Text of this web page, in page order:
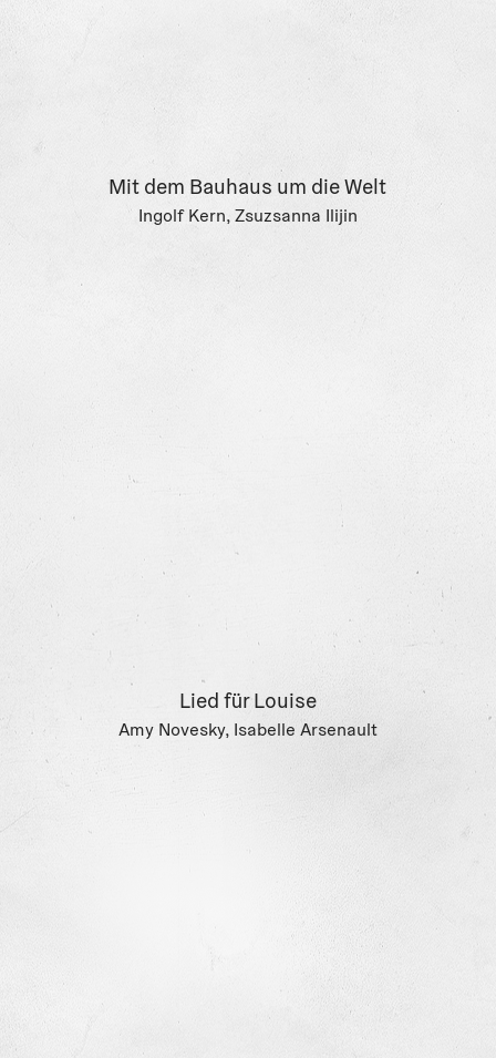
in Zusammenarbeit mit dem Zoologischen
KINDER AB 8 JAHREN
Phantomqualle – dieses Buch wimmelt nur so
von Tieren mit gefährlich klingenden Namen.
ihnen, wie die Phantomqualle, sind lebende
Fossilien, die es schon seit 500 Millionen
Jahren gibt. Auf einen Tauchgang zum Grund
Tiefenzone an, um die unglaublichen Kreaturen
zu bestaunen, die dort leben.
TIEFSEEMONSTER: UNTERHALTSAM,
BUNT UND SACHLICH FUNDIERT
Hier gibt es eine Vielfalt zu entdecken, die weit
jenseits unserer Vorstellungskraft liegt. In
diesem aufwendig gestalteten Sachbilderbuch
kannst du sie genauer betrachten und erfährst
in den kurzen, informativen Texten von Matt
Ralphs vieles rund um ihr Leben in der Tiefsee.
McKean präsentieren die Meeresbewohner in
ihrer ganzen bizarren Schönheit. Auch die
Auswirkungen des Klimawandels und die
Wichtigkeit, diesen Lebensraum zu schützen,
werden thematisiert. Ein kinderleichtes Glossar
Mit dem Bauhaus um die Welt
Ingolf Kern, Zsuzsanna Ilijin
Lied für Louise
Amy Novesky, Isabelle Arsenault